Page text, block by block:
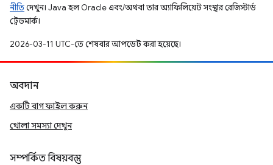
নীতিদেখুন। Java হল Oracle এবং/অথবা তার অ্যাফিলিয়েট সংস্থার রেজিস্টার্ড
ট্রেডমার্ক।
2026-03-11 UTC-তে শেষবার আপডেট করা হয়েছে।
অবদান
একটি বাগ ফাইল করুন
খোলা সমস্যা দেখুন
সম্পর্কিত বিষয়বস্তু